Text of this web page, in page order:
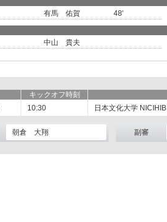
有馬 佑賀
48'
中山 貴夫
キックオフ時刻
10:30 日本文化大学
朝倉 大翔 副審